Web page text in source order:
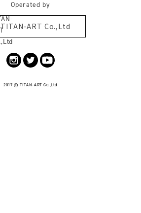
Operated by
TITAN-ART Co.,Ltd
2017 © TITAN-ART Co.,Ltd